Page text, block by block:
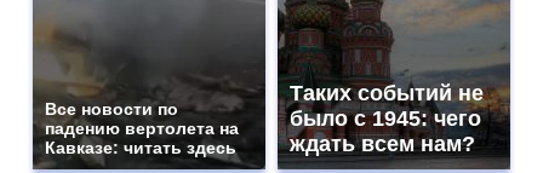
Все новости по
падению вертолета на
Кавказе: читать здесь
Таких событий не
было с 1945: чего
ждать всем нам?